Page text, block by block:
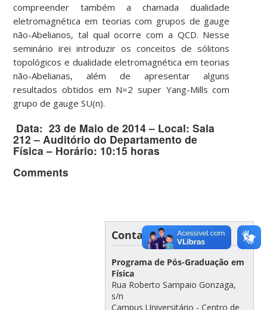
compreender também a chamada dualidade
eletromagnética em teorias com grupos de gauge
não-Abelianos, tal qual ocorre com a QCD. Nesse
seminário irei introduzir os conceitos de sólitons
topológicos e dualidade eletromagnética em teorias
não-Abelianas, além de apresentar alguns
resultados obtidos em N=2 super Yang-Mills com
grupo de gauge SU(n).
Data: 23 de Maio de 2014 – Local: Sala
212 – Auditório do Departamento de
Física – Horário: 10:15 horas
Comments
Contato
Programa de Pós-Graduação em
Física
Rua Roberto Sampaio Gonzaga,
s/n
Campus Universitário - Centro de